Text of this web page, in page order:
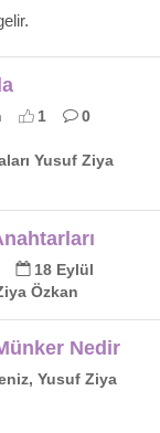
1
0
Yusuf Ziya
18 Eylül
Özkan
Nedir
Yusuf Ziya